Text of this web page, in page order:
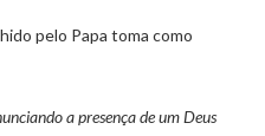
pelo Papa toma como
a presença de um Deus